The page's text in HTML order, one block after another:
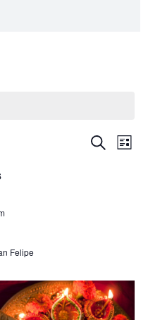
de
BuscarLista
Felipe